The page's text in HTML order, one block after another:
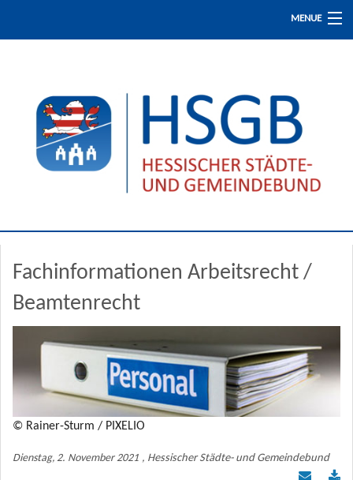
MENUE
Presse / Aktuelles
Der HSGB
Mitgliederbereich
KOMMUNAL Beratung
Fachinformationen Arbeitsrecht /
Beamtenrecht
© Rainer-Sturm / PIXELIO
Dienstag, 2. November 2021 , Hessischer Städte- und Gemeindebund